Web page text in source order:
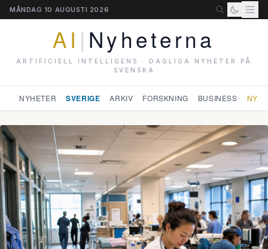
MÅNDAG 10 AUGUSTI 2026
AI | Nyheterna
ARTIFICIELL INTELLIGENS · DAGLIGA NYHETER PÅ
SVENSKA
NYHETER SVERIGE ARKIV FORSKNING BUSINESS